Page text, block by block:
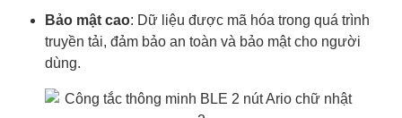
Bảo mật cao: Dữ liệu được mã hóa trong quá trình
truyền tải, đảm bảo an toàn và bảo mật cho người
dùng.